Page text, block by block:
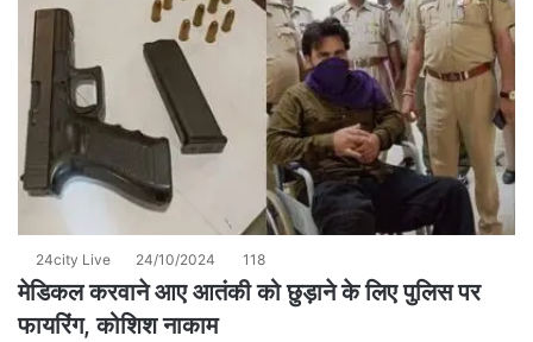
24city Live 24/10/2024 118
मेडिकल करवाने आए आतंकी को छुड़ाने के लिए पुलिस पर
फायरिंग, कोशिश नाकाम